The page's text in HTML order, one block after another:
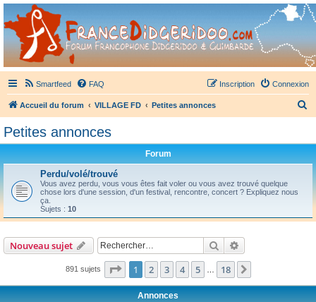
France Didgeridoo
Didgeridoo et Guimbarde sur France Didgeridoo - retrouvez la communauté.
Smartfeed FAQ Connexion
Inscription
Accueil du forum VILLAGE FD Petites annonces
h
Petites annonces
Forum
Perdu/volé/trouvé
Vous avez perdu, vous vous êtes fait voler ou vous avez trouvé quelque
chose lors d'une session, d'un festival, rencontre, concert ? Expliquez nous
ça.
Sujets : 10
Nouveau sujet Rechercher
891 sujets Page 1sur18
1 2 3 4 5 … 18
Annonces